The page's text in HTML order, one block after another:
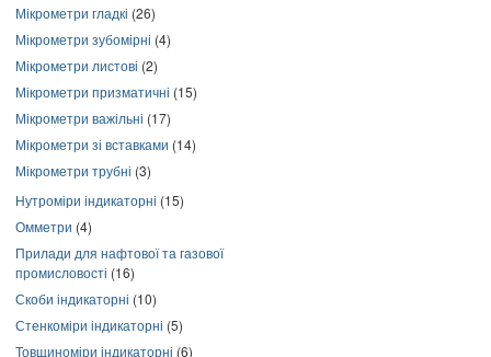
Мікрометри гладкі (26)
Мікрометри зубомірні (4)
Мікрометри листові (2)
Мікрометри призматичні (15)
Мікрометри важільні (17)
Мікрометри зі вставками (14)
Мікрометри трубні (3)
Нутроміри індикаторні (15)
Омметри (4)
Прилади для нафтової та газової
промисловості (16)
Скоби індикаторні (10)
Стенкоміри індикаторні (5)
Товщиноміри індикаторні (6)